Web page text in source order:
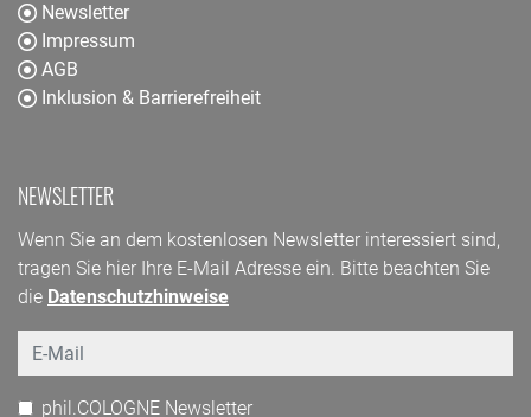
Newsletter
Impressum
AGB
Inklusion & Barrierefreiheit
NEWSLETTER
Wenn Sie an dem kostenlosen Newsletter interessiert sind,
tragen Sie hier Ihre E-Mail Adresse ein. Bitte beachten Sie
die Datenschutzhinweise
Email
phil.COLOGNE Newsletter